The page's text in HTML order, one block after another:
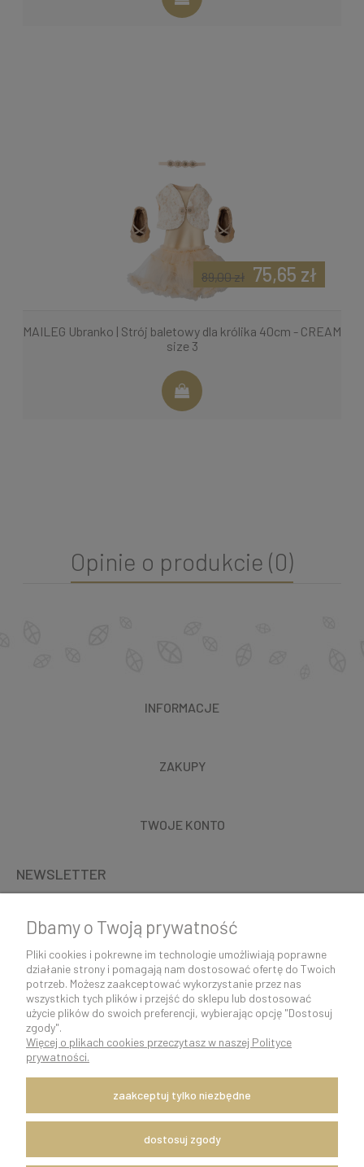
MAILEG Ubranko | Strój baletowy dla królika 40cm - CREAM
size 3
75,65 zł
89,00 zł
Opinie o produkcie (0)
INFORMACJE
ZAKUPY
TWOJE KONTO
NEWSLETTER
K O N T A K T 5 0 0 5 0 6 9 2 9 | s k l e p @ c o c o s h k i . p l
pokaż pełną wersję strony
Szybka i sprawna wysyłka w ciągu 24h.
Witaj, nasz sklep internetowy wykorzystuje pliki cookies.
Dbamy o Twoją prywatność
Pliki cookies i pokrewne im technologie umożliwiają poprawne
działanie strony i pomagają nam dostosować ofertę do Twoich
potrzeb. Możesz zaakceptować wykorzystanie przez nas
wszystkich tych plików i przejść do sklepu lub dostosować
użycie plików do swoich preferencji, wybierając opcję "Dostosuj
zgody".
Więcej o plikach cookies przeczytasz w naszej Polityce
prywatności.
zaakceptuj tylko niezbędne
dostosuj zgody